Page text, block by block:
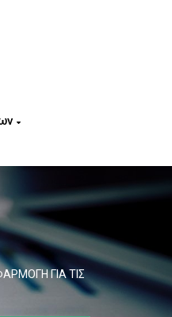
ΓΙΑ ΤΙΣ